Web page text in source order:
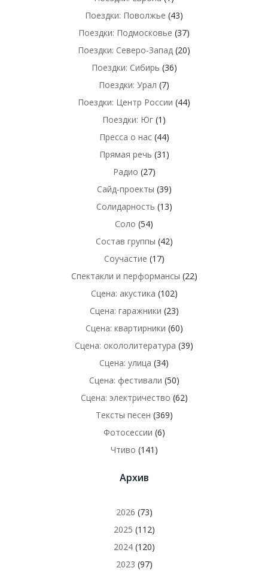
Поездки: Поволжье (43)
Поездки: Подмосковье (37)
Поездки: Северо-Запад (20)
Поездки: Сибирь (36)
Поездки: Урал (7)
Поездки: Центр России (44)
Поездки: Юг (1)
Пресса о нас(44)
Прямая речь (31)
Радио (27)
Сайд-проекты (39)
Солидарность (13)
Соло (54)
Состав группы (42)
Соучастие (17)
Спектакли и перформансы (22)
Сцена: акустика (102)
Сцена: гаражники (23)
Сцена: квартирники (60)
Сцена: окололитература (39)
Сцена: улица (34)
Сцена: фестивали (50)
Сцена: электричество (62)
Тексты песен (369)
Фотосессии (6)
Чтиво (141)
Архив
2026 (73)
2025 (112)
2024(120)
2023 (97)